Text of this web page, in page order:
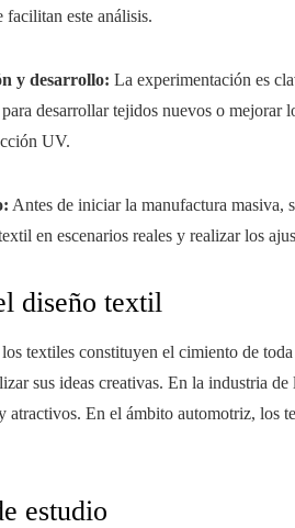
facilitan este análisis.
y desarrollo: La experimentación es
desarrollar tejidos nuevos o mejorar
UV.
Antes de iniciar la manufactura masiva,
en escenarios reales y realizar los
diseño textil
textiles constituyen el cimiento de
sus ideas creativas. En la industria
atractivos. En el ámbito automotriz, los
estudio